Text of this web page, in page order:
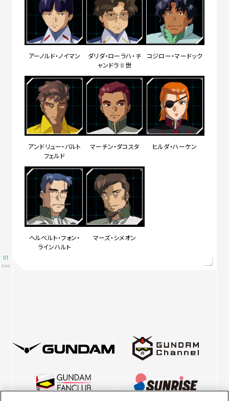
アーノルド・ノイマン
ダリダ・ローラハ・チ
ャンドラⅡ世
コジロー・マードック
アンドリュー・バルト
フェルド
マーチン・ダコスタ ヒルダ・ハーケン
ヘルベルト・フォン・
ラインハルト
マーズ・シメオン